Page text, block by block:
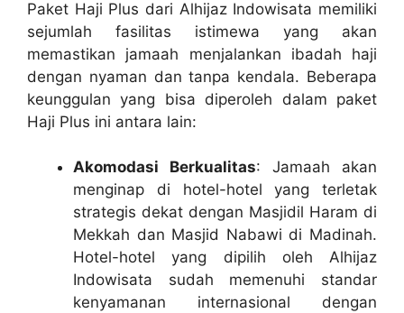
Paket Haji Plus dari Alhijaz Indowisata memiliki
sejumlah fasilitas istimewa yang akan
memastikan jamaah menjalankan ibadah haji
dengan nyaman dan tanpa kendala. Beberapa
keunggulan yang bisa diperoleh dalam paket
Haji Plus ini antara lain:
Akomodasi Berkualitas: Jamaah akan
menginap di hotel-hotel yang terletak
strategis dekat dengan Masjidil Haram di
Mekkah dan Masjid Nabawi di Madinah.
Hotel-hotel yang dipilih oleh Alhijaz
Indowisata sudah memenuhi standar
kenyamanan internasional dengan